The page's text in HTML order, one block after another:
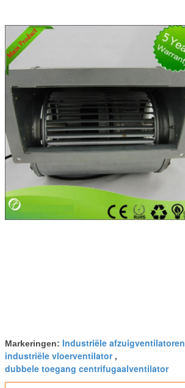
Markeringen: Industriële afzuigventilatoren
industriële vloerventilator,
dubbele toegang centrifugaalventilator